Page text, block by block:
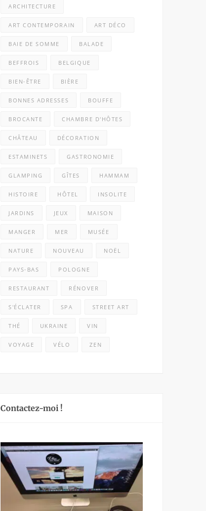
ARCHITECTURE
ART CONTEMPORAIN ART DÉCO
BAIE DE SOMME BALADE
BEFFROIS BELGIQUE
BIEN-ÊTRE BIÈRE
BONNES ADRESSES BOUFFE
BROCANTE CHAMBRE D'HÔTES
CHÂTEAU DÉCORATION
ESTAMINETS GASTRONOMIE
GLAMPING GÎTES HAMMAM
HISTOIRE HÔTEL INSOLITE
JARDINS JEUX MAISON
MANGER MER MUSÉE
NATURE NOUVEAU NOËL
PAYS-BAS POLOGNE
RESTAURANT RÉNOVER
S'ÉCLATER SPA STREET ART
THÉ UKRAINE VIN
VOYAGE VÉLO ZEN
Contactez-moi !